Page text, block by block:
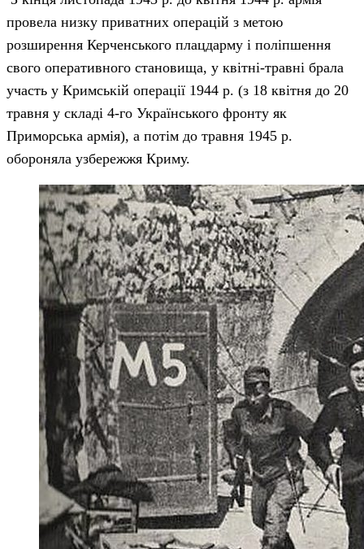
провела низку приватних операцій з метою
розширення Керченського плацдарму і поліпшення
свого оперативного становища, у квітні-травні брала
участь у Кримській операції 1944 р. (з 18 квітня до 20
травня у складі 4-го Українського фронту як
Приморська армія), а потім до травня 1945 р.
обороняла узбережжя Криму.